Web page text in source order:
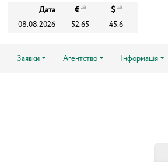
Дата €
$
08.08.2026
52.65 45.6
Заявки Агентство Інформація